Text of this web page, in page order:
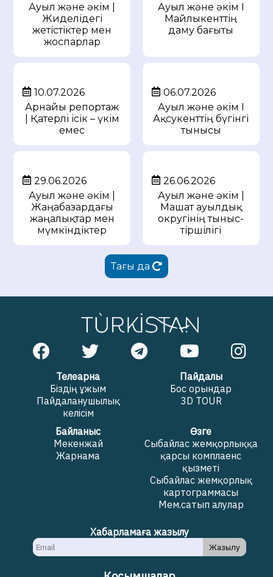
Ауыл және әкім |
Жиделідегі
жетістіктер мен
жоспарлар
Ауыл және әкім I
Майлыкенттің
даму бағыты
10.07.2026
Арнайы репортаж
| Қатерлі ісік – үкім
емес
06.07.2026
Ауыл және әкім I
Ақсукенттің бүгінгі
тынысы
29.06.2026
Ауыл және әкім |
Жаңабазардағы
жаңалықтар мен
мүмкіндіктер
26.06.2026
Ауыл және әкім |
Машат ауылдық
округінің тыныс-
тіршілігі
Тағы да
Телеарна
Біздің ұжым
Пайдаланушылық
келісім
Пайдалы
Бос орындар
3D TOUR
Байланыс
Мекенжай
Жарнама
Өзге
Сыбайлас жемқорлыққа
қарсы комплаенс
қызметі
Сыбайлас жемқорлық
картограммасы
Мем.сатып алулар
Хабарламаға жазылу
Жазылу